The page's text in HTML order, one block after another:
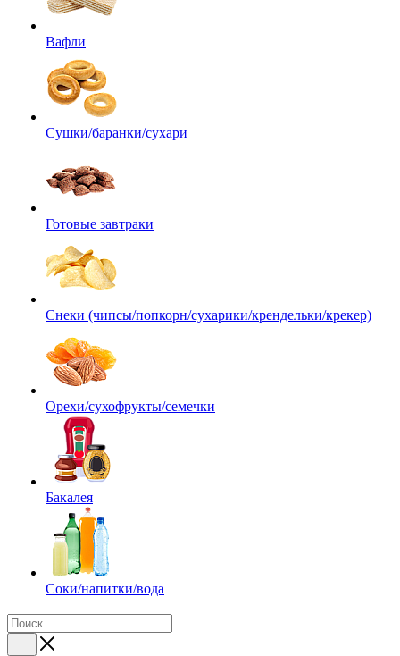
Вафли
Сушки/баранки/сухари
Готовые завтраки
Снеки (чипсы/попкорн/сухарики/крендельки/крекер)
Орехи/сухофрукты/семечки
Бакалея
Соки/напитки/вода